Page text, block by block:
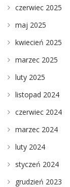
czerwiec 2025
maj 2025
kwiecień 2025
marzec 2025
luty 2025
listopad 2024
czerwiec 2024
marzec 2024
luty 2024
styczeń 2024
grudzień 2023